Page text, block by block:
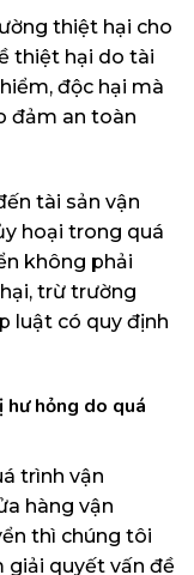
thiệt hại cho
thiệt hại do tài
độc hại mà
đảm an toàn
tài sản vận
hoại trong quá
không phải
trừ trường
luật có quy định
hư hỏng do quá
trình vận
hàng vận
thì chúng tôi
giải quyết vấn đề